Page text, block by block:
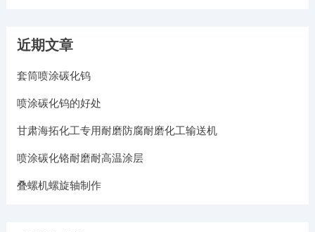
近期文章
套筒喷涂碳化钨
喷涂碳化钨的好处
甘肃海拓化工专用耐磨防腐耐磨化工输送机
喷涂碳化铬耐磨耐高温涂层
叠螺机螺旋轴制作